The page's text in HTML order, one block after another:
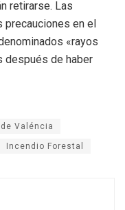
retirarse. Las
precauciones en el
«rayos
después de haber
Valéncia
Incendio Forestal